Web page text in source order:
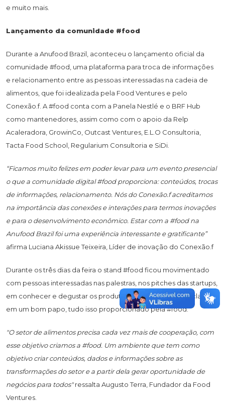
e muito mais.
Lançamento da comunidade #food
Durante a Anufood Brazil, aconteceu o lançamento oficial da
comunidade #food, uma plataforma para troca de informações
e relacionamento entre as pessoas interessadas na cadeia de
alimentos, que foi idealizada pela Food Ventures e pelo
Conexão.f. A #food conta com a Panela Nestlé e o BRF Hub
como mantenedores, assim como com o apoio da Relp
Acaleradora, GrowinCo, Outcast Ventures, E.L.O Consultoria,
Tacta Food School, Regularium Consultoria e SiDi.
“Ficamos muito felizes em poder levar para um evento presencial
o que a comunidade digital #food proporciona: conteúdos, trocas
de informações, relacionamento. Nós do Conexão.f acreditamos
na importância das conexões e interações para termos inovações
e para o desenvolvimento econômico. Estar com a #food na
Anufood Brazil foi uma experiência interessante e gratificante”
afirma Luciana Akissue Teixeira, Líder de inovação do Conexão.f
Durante os três dias da feira o stand #food ficou movimentado
com pessoas interessadas nas palestras, nos pitches das startups,
em conhecer e degustar os produtos das startups, além, claro,
em um bom papo, tudo isso proporcionado pela #food.
"O setor de alimentos precisa cada vez mais de cooperação, com
esse objetivo criamos a #food. Um ambiente que tem como
objetivo criar conteúdos, dados e informações sobre as
transformações do setor e a partir dela gerar oportunidade de
negócios para todos"ressalta Augusto Terra, Fundador da Food
Ventures.